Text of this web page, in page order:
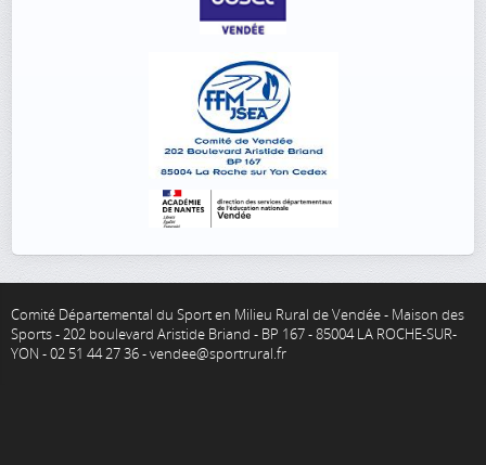
Comité Départemental du Sport en Milieu Rural de Vendée - Maison des
Sports - 202 boulevard Aristide Briand - BP 167 - 85004 LA ROCHE-SUR-
YON - 02 51 44 27 36 - vendee@sportrural.fr